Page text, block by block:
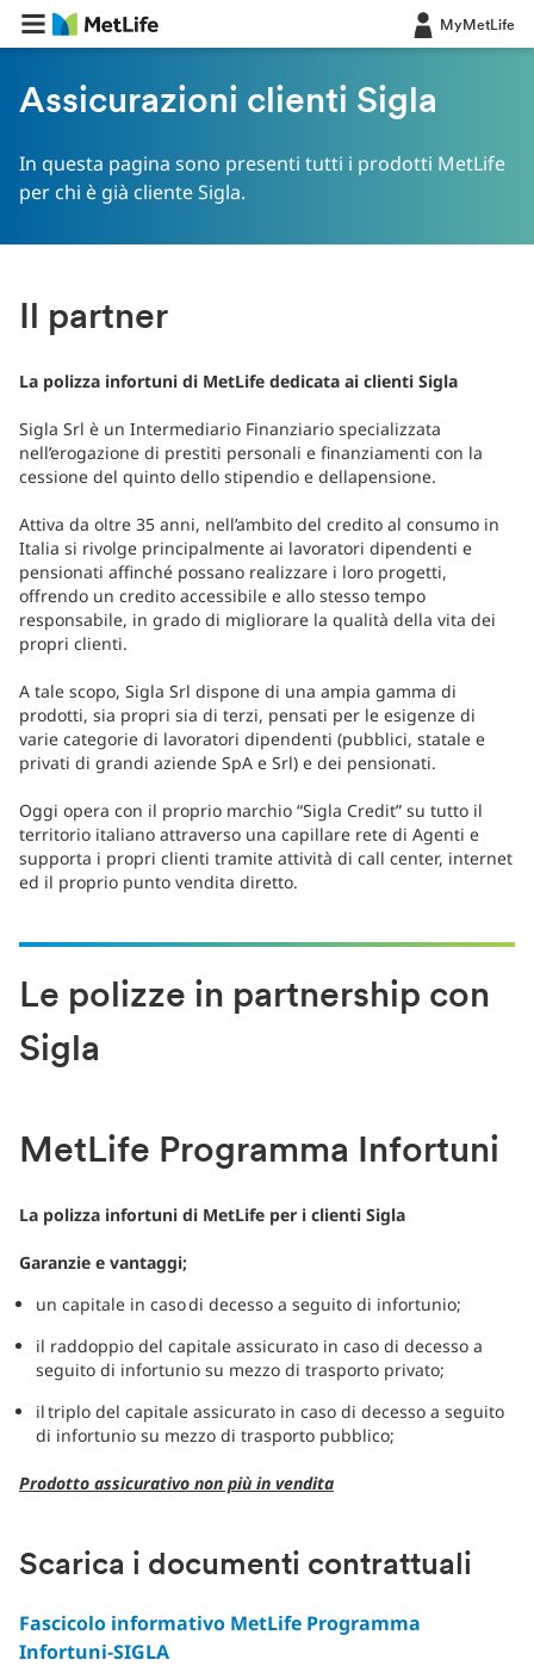
MyMetLife
Assicurazioni clienti Sigla
In questa pagina sono presenti tutti i prodotti MetLife
per chi è già cliente Sigla.
Il partner
La polizza infortuni di MetLife dedicata ai clienti Sigla
Sigla Srl è un Intermediario Finanziario specializzata
nell’erogazione di prestiti personali e finanziamenti con la
cessione del quinto dello stipendio e dellapensione.
Attiva da oltre 35 anni, nell’ambito del credito al consumo in
Italia si rivolge principalmente ai lavoratori dipendenti e
pensionati affinché possano realizzare i loro progetti,
offrendo un credito accessibile e allo stesso tempo
responsabile, in grado di migliorare la qualità della vita dei
propri clienti.
A tale scopo, Sigla Srl dispone di una ampia gamma di
prodotti, sia propri sia di terzi, pensati per le esigenze di
varie categorie di lavoratori dipendenti (pubblici, statale e
privati di grandi aziende SpA e Srl) e dei pensionati.
Oggi opera con il proprio marchio “Sigla Credit” su tutto il
territorio italiano attraverso una capillare rete di Agenti e
supporta i propri clienti tramite attività di call center, internet
ed il proprio punto vendita diretto.
Le polizze in partnership con
Sigla
MetLife Programma Infortuni
La polizza infortuni di MetLife per i clienti Sigla
Garanzie e vantaggi;
un capitale in caso di decesso a seguito di infortunio;
il raddoppio del capitale assicurato in caso di decesso a
seguito di infortunio su mezzo di trasporto privato;
il triplo del capitale assicurato in caso di decesso a seguito
di infortunio su mezzo di trasporto pubblico;
Prodotto assicurativo non più in vendita
Scarica i documenti contrattuali
Fascicolo informativo MetLife Programma
Infortuni-SIGLA